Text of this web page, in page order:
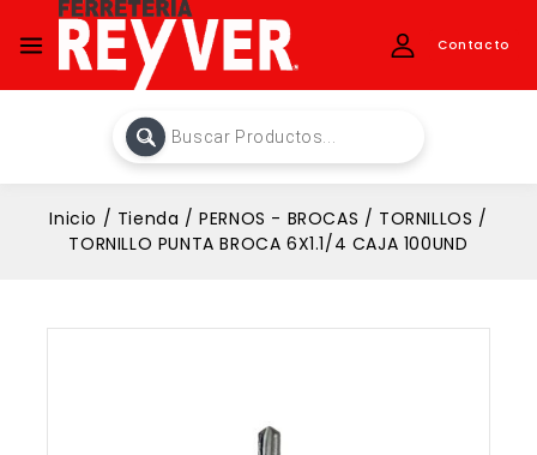
Contacto
Inicio / Tienda / PERNOS - BROCAS / TORNILLOS /
TORNILLO PUNTA BROCA 6X1.1/4 CAJA 100UND